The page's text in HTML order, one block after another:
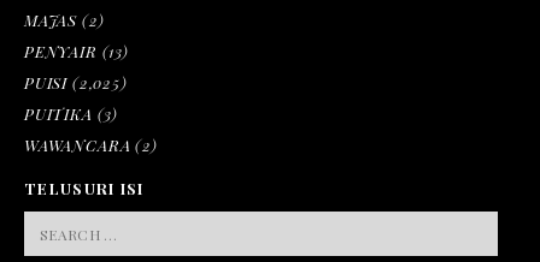
MAJAS (2)
PENYAIR (13)
PUISI (2,025)
PUITIKA (3)
WAWANCARA (2)
TELUSURI ISI
FOR: